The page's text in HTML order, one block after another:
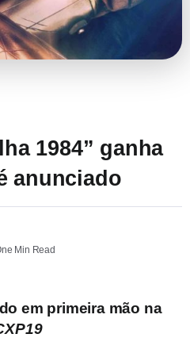
1984” ganha
anunciado
Min Read
em primeira mão na